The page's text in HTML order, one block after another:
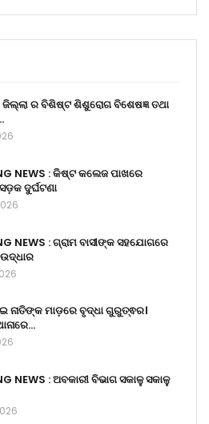
ଜିଲ୍ଲା ର ବିଶିଷ୍ଟ ଶିଶୁରୋଗ ବିଶେଷଜ୍ଞ ତଥା
NEWS : କିଷ୍ଟ କଲେଜ ପାଖରେ
ଦୁର୍ଘଟଣା
NEWS : ଗ୍ରାମ ବାସୀଙ୍କ ସହଯୋଗରେ
ନାତିଙ୍କ ମାଡ଼ରେ ବୃଦ୍ଧା ଗୁରୁତ୍ଵର।
NEWS : ଅବକାରୀ ବିଭାଗ ସକାଳୁ ସକାଳୁ